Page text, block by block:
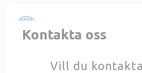
Kontakta oss
Vill du kontakta